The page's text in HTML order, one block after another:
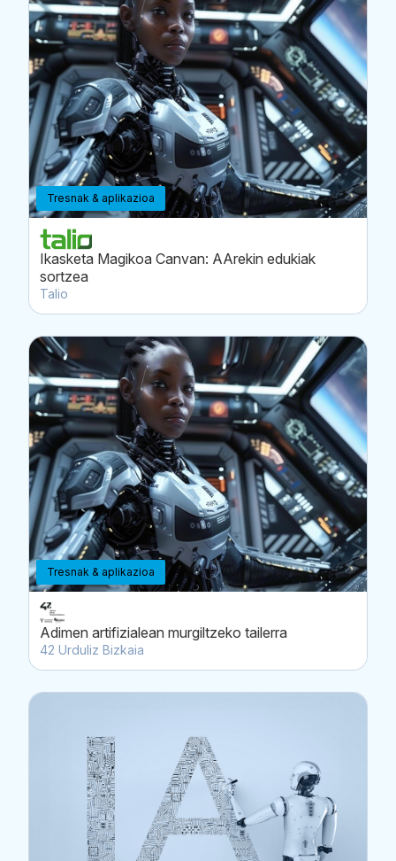
Tresnak & aplikazioa
Ikasketa Magikoa Canvan: AArekin edukiak
sortzea
Talio
Tresnak & aplikazioa
Adimen artifizialean murgiltzeko tailerra
42 Urduliz Bizkaia